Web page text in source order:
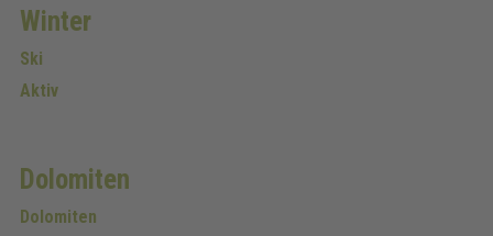
Winter
Ski
Aktiv
Dolomiten
Dolomiten